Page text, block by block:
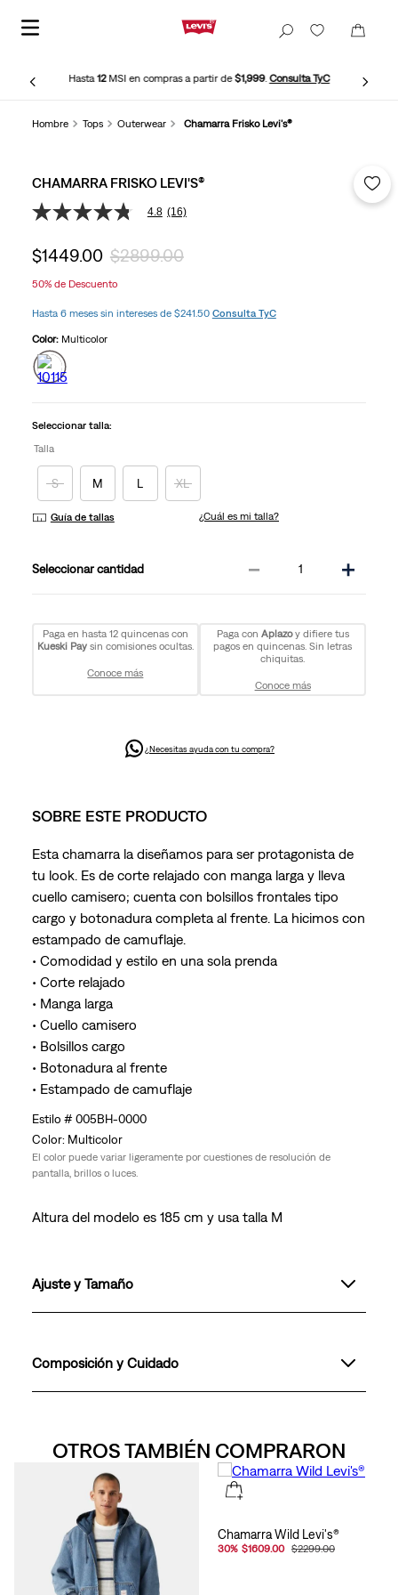
Hasta12MSI en compras a partir de$1,999.Consulta TyC
Hombre Tops Outerwear Chamarra Frisko Levi's®
CHAMARRA FRISKO LEVI'S®
4.8
5
estrellas,
medio
valoración.
Read
16
Reviews.
Enlace
página.
4.8 (16)
$1449.00 $2899.00
50%de Descuento
Hasta 6 meses sin intereses de $241.50 Consulta TyC
Color: Multicolor
Seleccionar talla:
Talla
S M L XL
Guía de tallas ¿Cuál es mi talla?
cantidad ＋
－
Paga en hasta 12 quincenas con
Kueski Paysin comisiones ocultas.
Conoce más
Paga con Aplazoy difiere tus
pagos en quincenas. Sin letras
chiquitas.
Conoce más
¿Necesitas ayuda con tu compra?
SOBRE ESTE PRODUCTO
Esta chamarra la diseñamos para ser protagonista de
tu look. Es de corte relajado con manga larga y lleva
cuello camisero; cuenta con bolsillos frontales tipo
cargo y botonadura completa al frente. La hicimos con
estampado de camuflaje.
• Comodidad y estilo en una sola prenda
• Corte relajado
• Manga larga
• Cuello camisero
• Bolsillos cargo
• Botonadura al frente
• Estampado de camuflaje
005BH-0000
Multicolor
El color puede variar ligeramente por cuestiones de resolución de
pantalla, brillos o luces.
Altura del modelo es 185 cm y usa talla M
Ajuste y Tamaño
Composición y Cuidado
OTROS TAMBIÉN COMPRARON
Chamarra Wild Levi's®
30% $1609.00 $2299.00